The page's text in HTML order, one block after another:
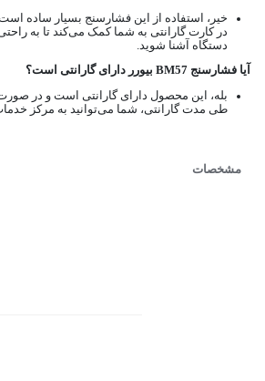
خیر، استفاده از این فشارسنج بسیار ساده
در کارت گارانتی به شما کمک می‌کند تا به راحتی
دستگاه آشنا شوید.
آیا فشارسنج BM57 بیورر دارای گارانتی است؟
بله، این محصول دارای گارانتی است و در
طی مدت گارانتی، شما می‌توانید به مرکز
مشخصات